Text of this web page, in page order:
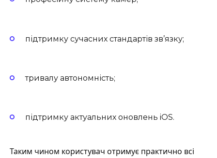
підтримку сучасних стандартів зв’язку;
тривалу автономність;
підтримку актуальних оновлень iOS.
Таким чином користувач отримує практично всі